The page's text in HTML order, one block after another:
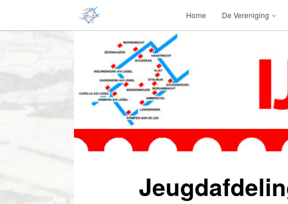
Home De Vereniging